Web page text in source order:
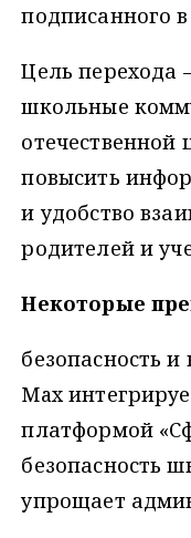
подписанного
Цель перехода
школьные
повысить
и удобство
родителей и
Некоторые
безопасность и
Мax
платформой
безопасность
упрощает